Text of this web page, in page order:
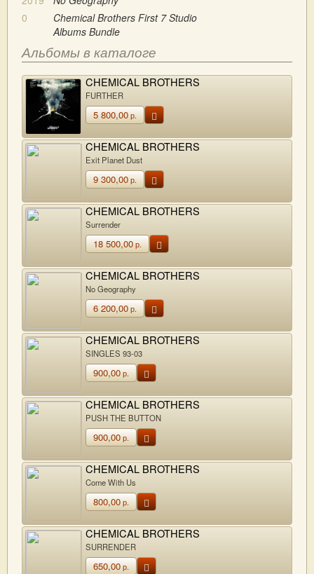
0
Chemical Brothers First 7 Studio
Albums Bundle
Альбомы в каталоге
CHEMICAL BROTHERS
FURTHER
5 800,00р.
CHEMICAL BROTHERS
Exit Planet Dust
9 300,00р.
CHEMICAL BROTHERS
Surrender
18 500,00р.
CHEMICAL BROTHERS
No Geography
6 200,00р.
CHEMICAL BROTHERS
SINGLES 93-03
900,00р.
CHEMICAL BROTHERS
PUSH THE BUTTON
900,00р.
CHEMICAL BROTHERS
Come With Us
800,00р.
CHEMICAL BROTHERS
SURRENDER
650,00р.